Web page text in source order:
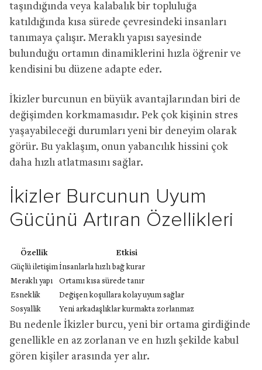
taşındığında veya kalabalık bir topluluğa
katıldığında kısa sürede çevresindeki insanları
tanımaya çalışır. Meraklı yapısı sayesinde
bulunduğu ortamın dinamiklerini hızla öğrenir ve
kendisini bu düzene adapte eder.
İkizler burcunun en büyük avantajlarından biri de
değişimden korkmamasıdır. Pek çok kişinin stres
yaşayabileceği durumları yeni bir deneyim olarak
görür. Bu yaklaşım, onun yabancılık hissini çok
daha hızlı atlatmasını sağlar.
İkizler Burcunun Uyum
Gücünü Artıran Özellikleri
Özellik
Etkisi
Güçlü iletişimİnsanlarla hızlı bağ kurar
Meraklı yapı
Ortamı kısa sürede tanır
Esneklik
Değişen koşullara kolay uyum sağlar
Sosyallik
Yeni arkadaşlıklar kurmakta zorlanmaz
Bu nedenle İkizler burcu, yeni bir ortama girdiğinde
genellikle en az zorlanan ve en hızlı şekilde kabul
gören kişiler arasında yer alır.